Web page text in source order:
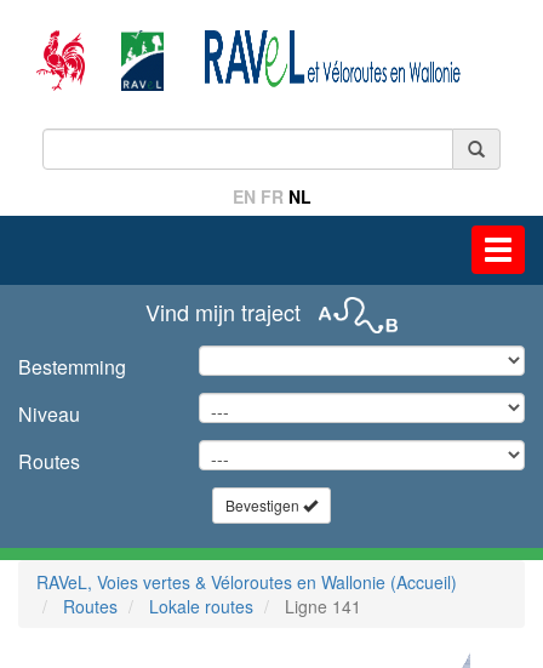
EN FR NL
Vind mijn traject
Bestemming
Niveau
Routes
Bevestigen
RAVeL, Voies vertes & Véloroutes en Wallonie (Accueil)
Routes
Lokale routes Ligne 141